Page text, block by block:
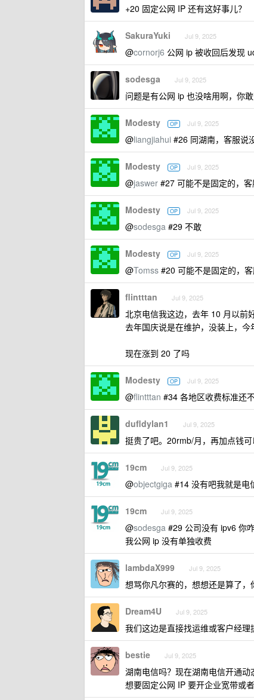
+20 固定公网 IP 还有这好事儿？
SakuraYuki Jul 9, 2025
@cornorj6 公网 ip 被收回后发现
sodesga Jul 9, 2025
问题是有公网 ip 也没啥用啊，你
Modesty OP Jul 9, 2025
@liangjiahui #26 同湖南，客服说
Modesty OP Jul 9, 2025
@jaswer #27 可能不是固定的，
Modesty OP Jul 9, 2025
@sodesga #29 不敢
Modesty OP Jul 9, 2025
@Tomss #20 可能不是固定的，
flintttan Jul 9, 2025
北京电信我这边，去年 10 月以前
去年国庆说是在维护，没装上，今
现在涨到 20 了吗
Modesty OP Jul 9, 2025
@flintttan #34 各地区收费标准还
dufldylan1 Jul 9, 2025
挺贵了吧。20rmb/月，再加点钱
19cm Jul 9, 2025
@objectgiga #14 没有吧我就是电
19cm Jul 9, 2025
@sodesga #29 公司没有 ipv6 你
我公网 ip 没有单独收费
lambdaX999 Jul 9, 2025
想骂你凡尔赛的，想想还是算了
Dream4U Jul 9, 2025
我们这边是直接找运维或客户经理
bestie Jul 9, 2025
湖南电信吗？现在湖南电信开通动
想要固定公网 IP 要开企业宽带或者